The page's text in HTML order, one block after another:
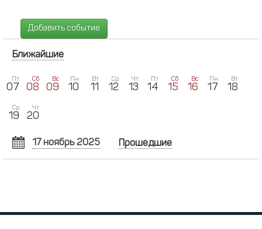
Добавить событие
Ближайшие
Пт
07
Сб
08
Вс
09
Пн
10
Вт
11
Ср
12
Чт
13
Пт
14
Сб
15
Вс
16
Пн
17
Вт
18
Ср
19
Чт
20
17 ноябрь 2025
НОЯБРЬ 2025
3 4 5 6 7 8 9
Прошедшие